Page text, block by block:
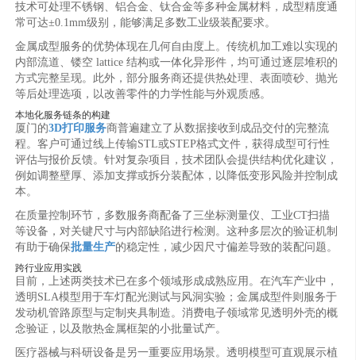
技术可处理不锈钢、铝合金、钛合金等多种金属材料，成型精度通
常可达±0.1mm级别，能够满足多数工业级装配要求。
金属成型服务的优势体现在几何自由度上。传统机加工难以实现的
内部流道、镂空 lattice 结构或一体化异形件，均可通过逐层堆积的
方式完整呈现。此外，部分服务商还提供热处理、表面喷砂、抛光
等后处理选项，以改善零件的力学性能与外观质感。
本地化服务链条的构建
厦门的3D打印服务商普遍建立了从数据接收到成品交付的完整流
程。客户可通过线上传输STL或STEP格式文件，获得成型可行性
评估与报价反馈。针对复杂项目，技术团队会提供结构优化建议，
例如调整壁厚、添加支撑或拆分装配体，以降低变形风险并控制成
本。
在质量控制环节，多数服务商配备了三坐标测量仪、工业CT扫描
等设备，对关键尺寸与内部缺陷进行检测。这种多层次的验证机制
有助于确保批量生产的稳定性，减少因尺寸偏差导致的装配问题。
跨行业应用实践
目前，上述两类技术已在多个领域形成成熟应用。在汽车产业中，
透明SLA模型用于车灯配光测试与风洞实验；金属成型件则服务于
发动机管路原型与定制夹具制造。消费电子领域常见透明外壳的概
念验证，以及散热金属框架的小批量试产。
医疗器械与科研设备是另一重要应用场景。透明模型可直观展示植